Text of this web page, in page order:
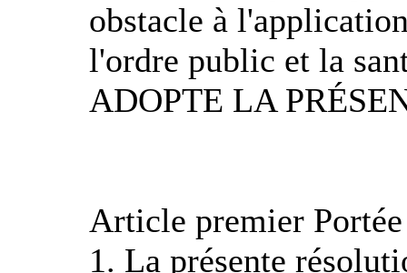
obstacle à
l'ordre public et la
ADOPTE LA
Article premier
1. La présente